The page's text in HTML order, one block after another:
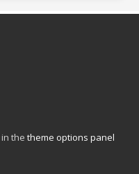
in the theme options panel